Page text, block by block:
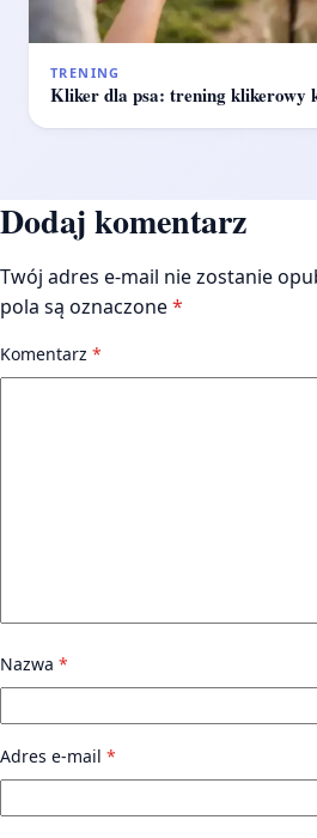
TRENING
Kliker dla psa: trening klikerowy
Dodaj komentarz
Twój adres e-mail nie zostanie
pola są oznaczone*
Komentarz *
Nazwa *
Adres e-mail *